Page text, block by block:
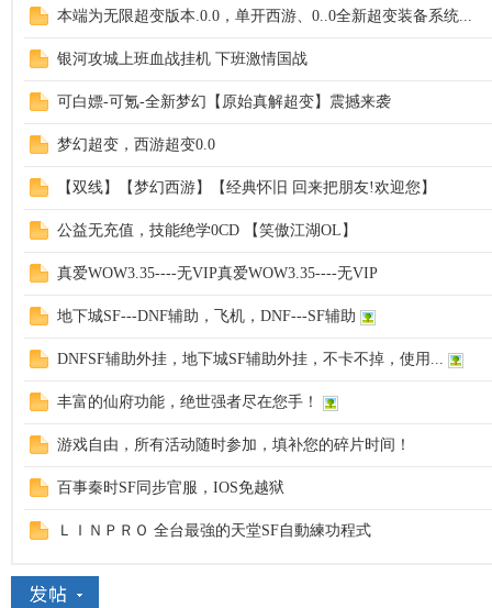
本端为无限超变版本.0.0，单开西游、0..0全新超变装备系统...
银河攻城上班血战挂机 下班激情国战
可白嫖-可氪-全新梦幻【原始真解超变】震撼来袭
梦幻超变，西游超变0.0
【双线】【梦幻西游】【经典怀旧 回来把朋友!欢迎您】
公益无充值，技能绝学0CD 【笑傲江湖OL】
真爱WOW3.35----无VIP真爱WOW3.35----无VIP
地下城SF---DNF辅助，飞机，DNF---SF辅助
DNFSF辅助外挂，地下城SF辅助外挂，不卡不掉，使用...
丰富的仙府功能，绝世强者尽在您手！
游戏自由，所有活动随时参加，填补您的碎片时间！
百事秦时SF同步官服，IOS免越狱
ＬＩＮＰＲＯ 全台最強的天堂SF自動練功程式